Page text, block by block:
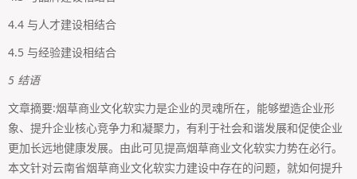
4.4 与人才建设相结合
4.5 与经验建设相结合
5 结语
文章摘要:烟草商业文化软实力是企业的灵魂所在，能够塑造企业形
象、提升企业核心竞争力和凝聚力，有利于社会和谐发展和促使企业
更加长远地健康发展。由此可见提高烟草商业文化软实力势在必行。
本文针对云南省烟草商业文化软实力建设中存在的问题，就如何提升